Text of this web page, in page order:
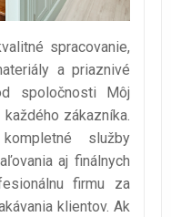
spracovanie,
a priaznivé
spoločnosti Môj
zákazníka.
služby
aj finálnych
firmu za
klientov. Ak